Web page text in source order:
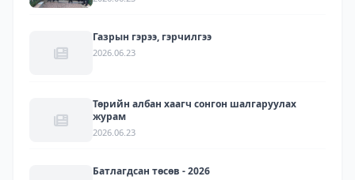
Газрын гэрээ, гэрчилгээ
2026.06.23
Төрийн албан хаагч сонгон шалгаруулах
журам
2026.06.23
Батлагдсан төсөв - 2026